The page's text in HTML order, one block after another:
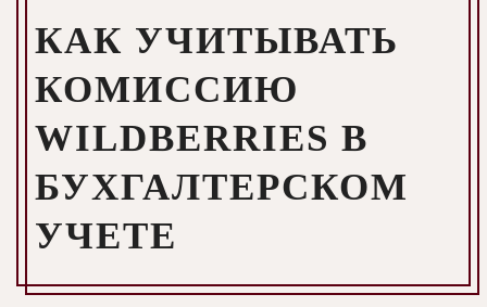
КАК УЧИТЫВАТЬ
КОМИССИЮ
WILDBERRIES В
БУХГАЛТЕРСКОМ
УЧЕТЕ